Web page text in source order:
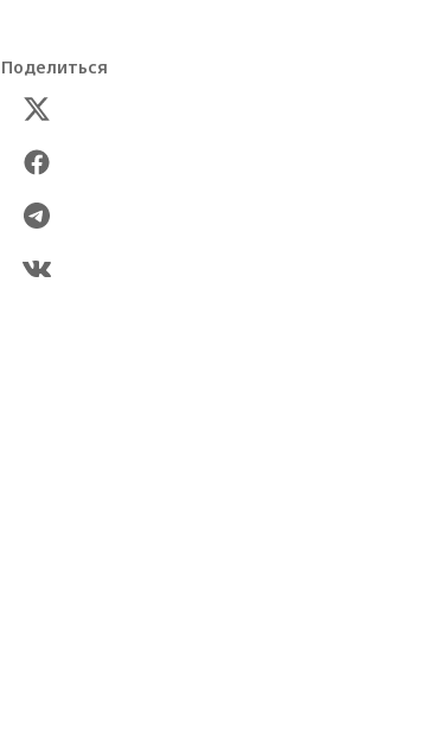
Поделиться